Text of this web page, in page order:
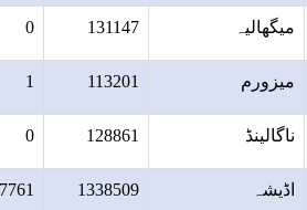
میگھالیہ 131147
0
میزورم 113201
1
ناگالینڈ 128861
0
اڈیشہ 1338509